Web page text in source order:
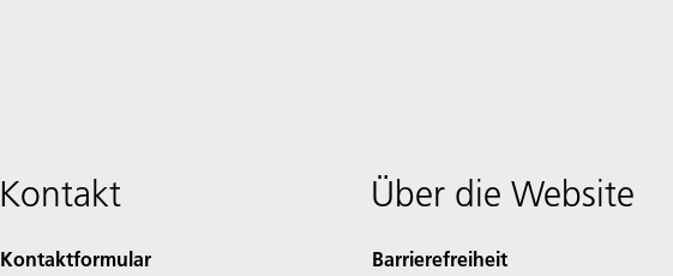
Kontakt
Kontaktformular
Über die Website
Barrierefreiheit